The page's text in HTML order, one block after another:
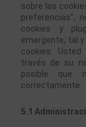
sobre las
preferencias”,
cookies y
emergente, tal
cookies.
través de su
posible que
correctamente.
5.1